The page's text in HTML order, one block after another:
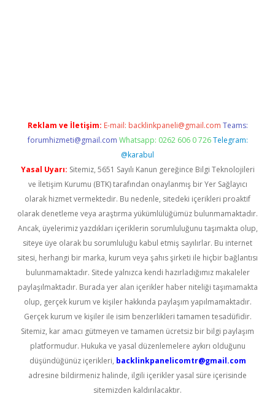
Reklam ve İletişim: E-mail: backlinkpaneli@gmail.com Teams:
forumhizmeti@gmail.com Whatsapp: 0262 606 0 726 Telegram:
@karabul
Yasal Uyarı: Sitemiz, 5651 Sayılı Kanun gereğince Bilgi Teknolojileri
ve İletişim Kurumu (BTK) tarafından onaylanmış bir Yer Sağlayıcı
olarak hizmet vermektedir. Bu nedenle, sitedeki içerikleri proaktif
olarak denetleme veya araştırma yükümlülüğümüz bulunmamaktadır.
Ancak, üyelerimiz yazdıkları içeriklerin sorumluluğunu taşımakta olup,
siteye üye olarak bu sorumluluğu kabul etmiş sayılırlar. Bu internet
sitesi, herhangi bir marka, kurum veya şahıs şirketi ile hiçbir bağlantısı
bulunmamaktadır. Sitede yalnızca kendi hazırladığımız makaleler
paylaşılmaktadır. Burada yer alan içerikler haber niteliği taşımamakta
olup, gerçek kurum ve kişiler hakkında paylaşım yapılmamaktadır.
Gerçek kurum ve kişiler ile isim benzerlikleri tamamen tesadüfidir.
Sitemiz, kar amacı gütmeyen ve tamamen ücretsiz bir bilgi paylaşım
platformudur. Hukuka ve yasal düzenlemelere aykırı olduğunu
düşündüğünüz içerikleri, backlinkpanelicomtr@gmail.com
adresine bildirmeniz halinde, ilgili içerikler yasal süre içerisinde
sitemizden kaldırılacaktır.